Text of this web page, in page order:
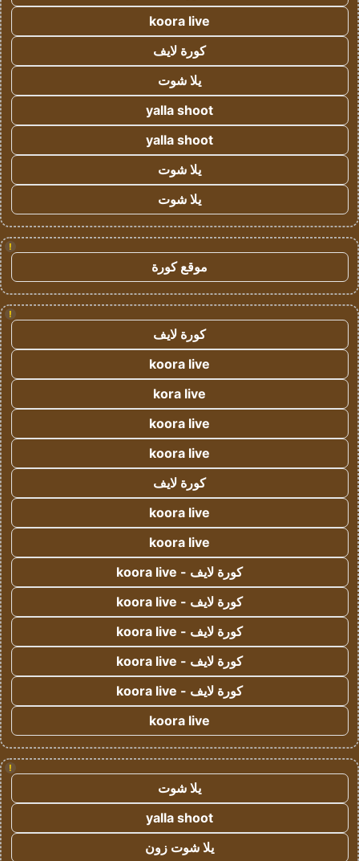
koora live
كورة لايف
يلا شوت
yalla shoot
yalla shoot
يلا شوت
يلا شوت
!
موقع كورة
!
كورة لايف
koora live
kora live
koora live
koora live
كورة لايف
koora live
koora live
كورة لايف - koora live
كورة لايف - koora live
كورة لايف - koora live
كورة لايف - koora live
كورة لايف - koora live
koora live
!
يلا شوت
yalla shoot
يلا شوت زون